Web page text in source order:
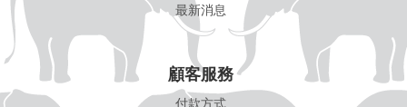
最新消息
顧客服務
付款方式